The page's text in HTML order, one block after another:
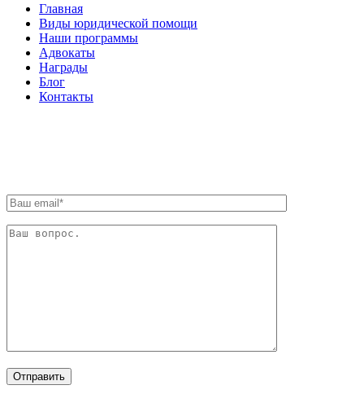
Главная
Виды юридической помощи
Наши программы
Адвокаты
Награды
Блог
Контакты